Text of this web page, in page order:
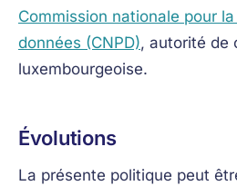
Commission nationale pour
données (CNPD), autorité de
luxembourgeoise.
Évolutions
La présente politique peut